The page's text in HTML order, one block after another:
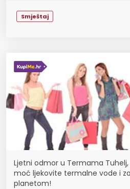
Smještaj
Ljetni odmor u Termama
moć ljekovite termalne vode i
planetom!